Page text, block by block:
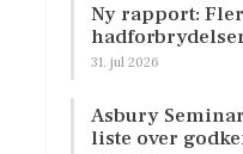
Ny rapport:
31. jul 2026
Asbury
liste over